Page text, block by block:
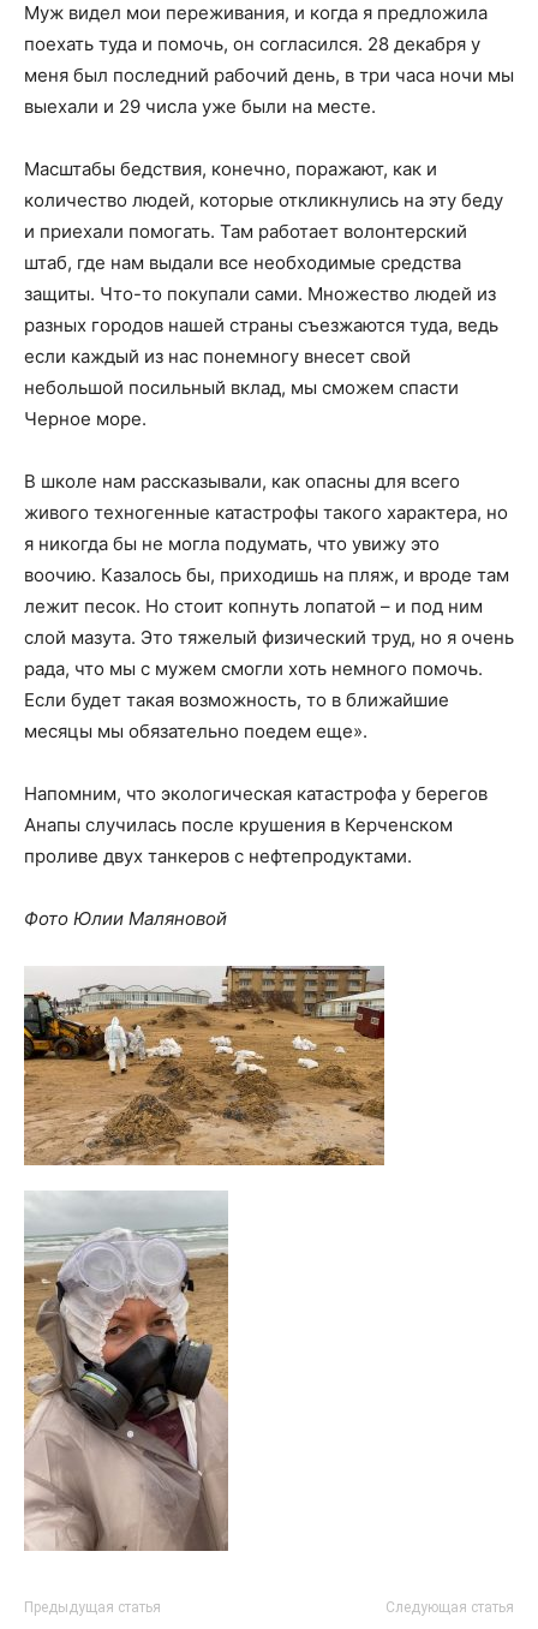
Муж видел мои переживания, и когда я предложила
поехать туда и помочь, он согласился. 28 декабря у
меня был последний рабочий день, в три часа ночи мы
выехали и 29 числа уже были на месте.
Масштабы бедствия, конечно, поражают, как и
количество людей, которые откликнулись на эту беду
и приехали помогать. Там работает волонтерский
штаб, где нам выдали все необходимые средства
защиты. Что-то покупали сами. Множество людей из
разных городов нашей страны съезжаются туда, ведь
если каждый из нас понемногу внесет свой
небольшой посильный вклад, мы сможем спасти
Черное море.
В школе нам рассказывали, как опасны для всего
живого техногенные катастрофы такого характера, но
я никогда бы не могла подумать, что увижу это
воочию. Казалось бы, приходишь на пляж, и вроде там
лежит песок. Но стоит копнуть лопатой – и под ним
слой мазута. Это тяжелый физический труд, но я очень
рада, что мы с мужем смогли хоть немного помочь.
Если будет такая возможность, то в ближайшие
месяцы мы обязательно поедем еще».
Напомним, что экологическая катастрофа у берегов
Анапы случилась после крушения в Керченском
проливе двух танкеров с нефтепродуктами.
Фото Юлии Маляновой
Предыдущая статья Следующая статья